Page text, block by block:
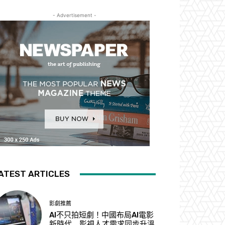
- Advertisement -
ARTICLES
影劇推薦
AI不只拍短劇！中國布局AI電影